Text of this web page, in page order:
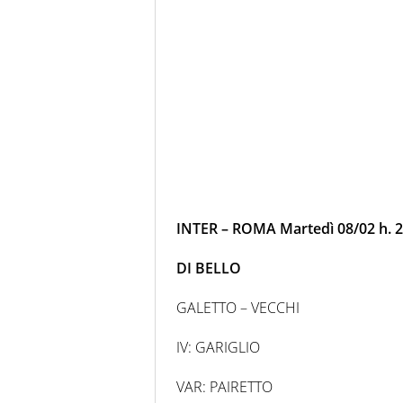
INTER – ROMA Martedì 08/02 h.
DI BELLO
GALETTO – VECCHI
IV: GARIGLIO
VAR: PAIRETTO